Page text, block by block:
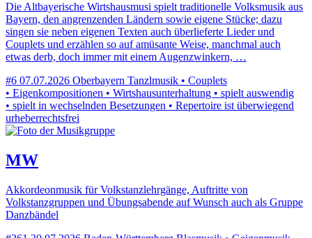
Die Altbayerische Wirtshausmusi spielt traditionelle Volksmusik aus
Bayern, den angrenzenden Ländern sowie eigene Stücke; dazu
singen sie neben eigenen Texten auch überlieferte Lieder und
Couplets und erzählen so auf amüsante Weise, manchmal auch
etwas derb, doch immer mit einem Augenzwinkern, …
#6 07.07.2026 Oberbayern Tanzlmusik • Couplets
• Eigenkompositionen • Wirtshausunterhaltung • spielt auswendig
• spielt in wechselnden Besetzungen • Repertoire ist überwiegend
urheberrechtsfrei
MW
Akkordeonmusik für Volkstanzlehrgänge, Auftritte von
Volkstanzgruppen und Übungsabende auf Wunsch auch als Gruppe
Danzbändel